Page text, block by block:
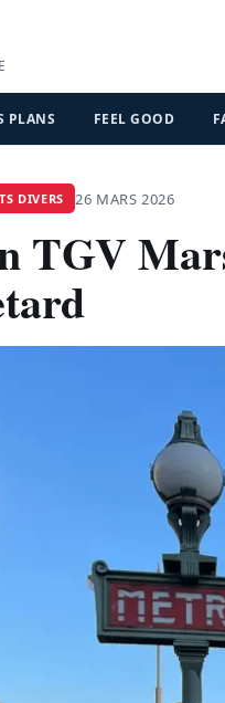
PLANS FEEL GOOD
DIVERS 26 MARS 2026
TGV